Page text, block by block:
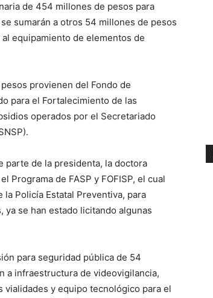
de 454 millones de pesos para
sumarán a otros 54 millones de pesos
equipamiento de elementos de
provienen del Fondo de
para el Fortalecimiento de las
operados por el Secretariado
parte de la presidenta, la doctora
Programa de FASP y FOFISP, el cual
Policía Estatal Preventiva, para
se han estado licitando algunas
para seguridad pública de 54
a infraestructura de videovigilancia,
vialidades y equipo tecnológico para el